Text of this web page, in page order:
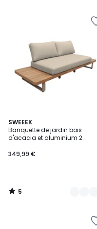
SWEEEK
Banquette de jardin bois
d'acacia et aluminium 2
349,99 €
5
/
5
2
Couleurs
5
/